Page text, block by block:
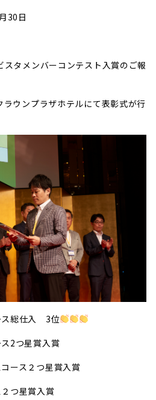
30日
タメンバーコンテスト入賞のご報
ウンプラザホテルにて表彰式が行
ス総仕入 3位
2つ星賞入賞
ース２つ星賞入賞
つ星賞入賞